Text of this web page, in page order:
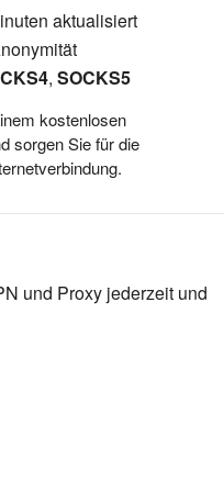
aktualisiert
, SOCKS5
kostenlosen
sorgen Sie für die
und Proxy jederzeit und